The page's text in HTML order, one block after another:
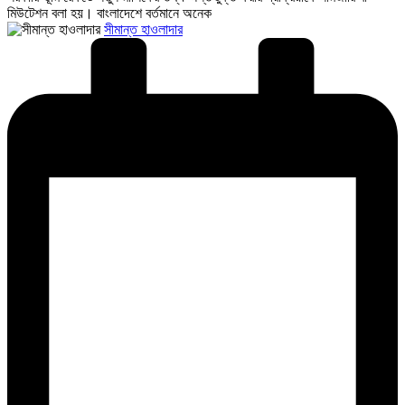
মিউটেশন বলা হয়। বাংলাদেশে বর্তমানে অনেক
Posted
সীমান্ত হাওলাদার